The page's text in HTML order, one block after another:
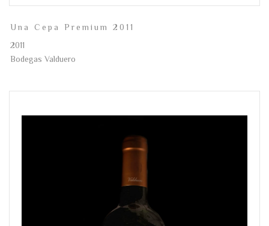
Una Cepa Premium 2011
2011
Bodegas Valduero